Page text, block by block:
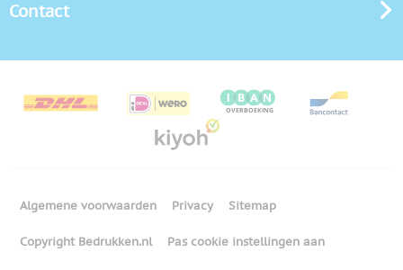
Contact
Algemene voorwaarden Privacy Sitemap
Copyright Bedrukken.nl Pas cookie instellingen aan